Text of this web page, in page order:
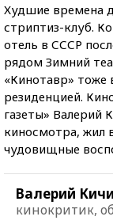
Худшие времена
стриптиз-клуб.
отель в СССР
рядом Зимний
«Кинотавр»
резиденцией.
газеты» Валерий
киносмотра, жил
чудовищные
Валерий
кинокритик,